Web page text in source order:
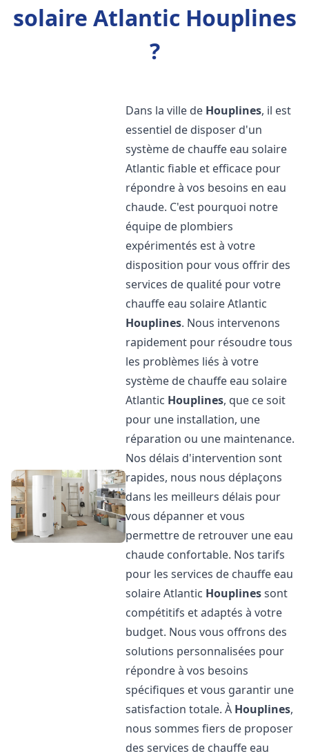
solaire Atlantic Houplines
?
Dans la ville de Houplines, il est
essentiel de disposer d'un
système de chauffe eau solaire
Atlantic fiable et efficace pour
répondre à vos besoins en eau
chaude. C'est pourquoi notre
équipe de plombiers
expérimentés est à votre
disposition pour vous offrir des
services de qualité pour votre
chauffe eau solaire Atlantic
Houplines. Nous intervenons
rapidement pour résoudre tous
les problèmes liés à votre
système de chauffe eau solaire
Atlantic Houplines, que ce soit
pour une installation, une
réparation ou une maintenance.
Nos délais d'intervention sont
rapides, nous nous déplaçons
dans les meilleurs délais pour
vous dépanner et vous
permettre de retrouver une eau
chaude confortable. Nos tarifs
pour les services de chauffe eau
solaire Atlantic Houplinessont
compétitifs et adaptés à votre
budget. Nous vous offrons des
solutions personnalisées pour
répondre à vos besoins
spécifiques et vous garantir une
satisfaction totale. À Houplines,
nous sommes fiers de proposer
des services de chauffe eau